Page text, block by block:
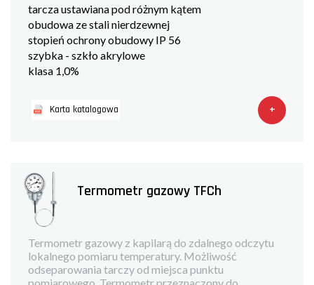
tarcza ustawiana pod różnym kątem
obudowa ze stali nierdzewnej
stopień ochrony obudowy IP 56
szybka - szkło akrylowe
klasa 1,0%
Karta katalogowa +
Termometr gazowy TFCh
Termometr gazowy z kapilarą do zdalnego odczytu
lokalnego pomiaru temperatury. Możliwość
odseparowania tarczy od miejsca punktu